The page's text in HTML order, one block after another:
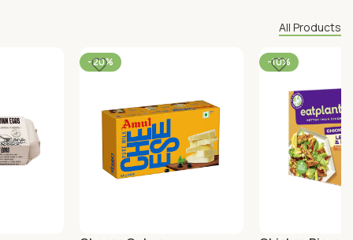
All Products
-20% -10%